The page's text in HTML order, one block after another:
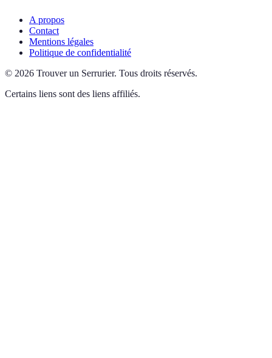
A propos
Contact
Mentions légales
Politique de confidentialité
© 2026 Trouver un Serrurier. Tous droits réservés.
Certains liens sont des liens affiliés.